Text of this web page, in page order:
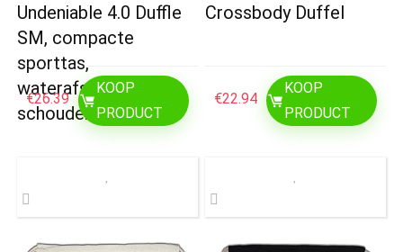
Undeniable 4.0 Duffle
SM, compacte
sporttas,
waterafstotende
schoudertas, uniseks
€26.39
KOOP
PRODUCT
Crossbody Duffel
€22.94
KOOP
PRODUCT